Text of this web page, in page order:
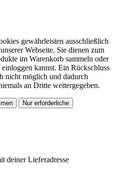
gewährleisten ausschließlich
Webseite. Sie dienen zum
im Warenkorb sammeln oder
kannst. Ein Rückschluss
nicht möglich und dadurch
an Dritte weitergegeben.
Nur erforderliche
deiner Lieferadresse